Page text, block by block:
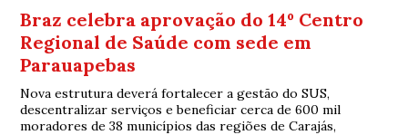
Braz celebra aprovação do 14º Centro
Regional de Saúde com sede em
Parauapebas
Nova estrutura deverá fortalecer a gestão do SUS,
descentralizar serviços e beneficiar cerca de 600 mil
moradores de 38 municípios das regiões de Carajás,